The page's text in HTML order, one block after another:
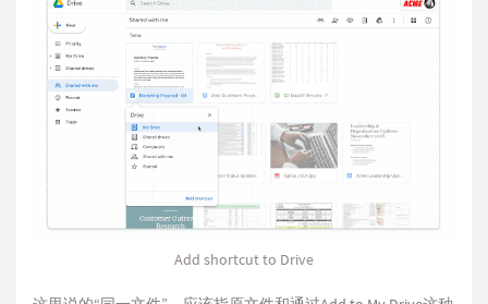
Add shortcut to Drive